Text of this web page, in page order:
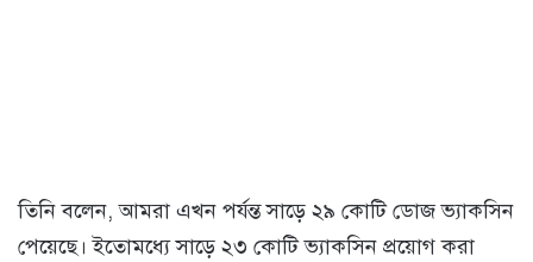
তিনি বলেন, আমরা এখন পর্যন্ত সাড়ে ২৯ কোটি ডোজ ভ্যাকসিন
পেয়েছে। ইতোমধ্যে সাড়ে ২৩ কোটি ভ্যাকসিন প্রয়োগ করা